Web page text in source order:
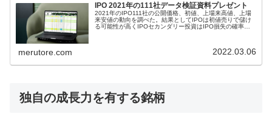
IPO 2021年の111社データ検証資料プレゼント
2021年のIPO111社の公開価格、初値、上場来高値、上場
来安値の動向を調べた。結果としてIPOは初値売りで儲け
る可能性が高くIPOセカンダリー投資はIPO損失の確率を
merutore.com 2022.03.06
独自の成長力を有する銘柄